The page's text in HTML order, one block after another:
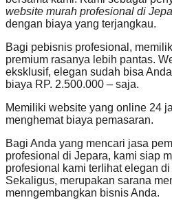
website murah profesional di
dengan biaya yang terjangkau.
Bagi pebisnis profesional,
premium rasanya lebih pantas.
eksklusif, elegan sudah bisa
biaya RP. 2.500.000 – saja.
Memiliki website yang online 24
menghemat biaya pemasaran.
Bagi Anda yang mencari jasa
profesional di Jepara, kami siap
profesional kami terlihat elegan
Sekaligus, merupakan sarana
menngembangkan bisnis Anda.